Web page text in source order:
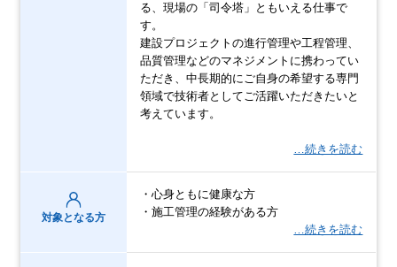
る、現場の「司令塔」ともいえる仕事で
す。
建設プロジェクトの進行管理や工程管理、
品質管理などのマネジメントに携わってい
ただき、中長期的にご自身の希望する専門
領域で技術者としてご活躍いただきたいと
考えています。
…続きを読む
対象となる方
・心身ともに健康な方
・施工管理の経験がある方
…続きを読む